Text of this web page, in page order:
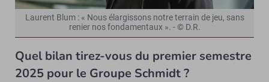
Laurent Blum : « Nous élargissons notre terrain de jeu, sans
renier nos fondamentaux ». - © D.R.
Quel bilan tirez-vous du premier semestre
2025 pour le Groupe Schmidt ?